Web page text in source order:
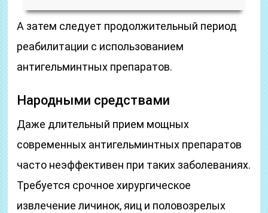
А затем следует продолжительный период
реабилитации с использованием
антигельминтных препаратов.
Народными средствами
Даже длительный прием мощных
современных антигельминтных препаратов
часто неэффективен при таких заболеваниях.
Требуется срочное хирургическое
извлечение личинок, яиц и половозрелых